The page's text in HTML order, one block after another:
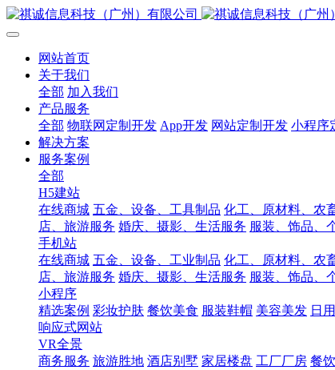
网站首页
关于我们
全部 加入我们
产品服务
全部 物联网定制开发 App开发 网站定制开发 小程序
解决方案
服务案例
全部
H5建站
在线商城 五金、设备、工具制品 化工、原材料、农
店、旅游服务 婚庆、摄影、生活服务 服装、饰品、
手机站
在线商城 五金、设备、工业制品 化工、原材料、农
店、旅游服务 婚庆、摄影、生活服务 服装、饰品、
小程序
精选案例 彩妆护肤 餐饮美食 服装鞋帽 美容美发 日
响应式网站
VR全景
商务服务 旅游胜地 酒店别墅 家居楼盘 工厂厂房 餐